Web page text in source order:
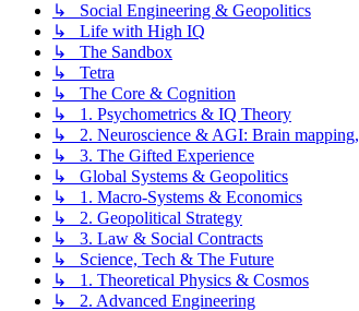
↳ Social Engineering & Geopolitics
↳ Life with High IQ
↳ The Sandbox
↳ Tetra
↳ The Core & Cognition
↳ 1. Psychometrics & IQ Theory
↳ 2. Neuroscience & AGI: Brain mapping,
↳ 3. The Gifted Experience
↳ Global Systems & Geopolitics
↳ 1. Macro-Systems & Economics
↳ 2. Geopolitical Strategy
↳ 3. Law & Social Contracts
↳ Science, Tech & The Future
↳ 1. Theoretical Physics & Cosmos
↳ 2. Advanced Engineering